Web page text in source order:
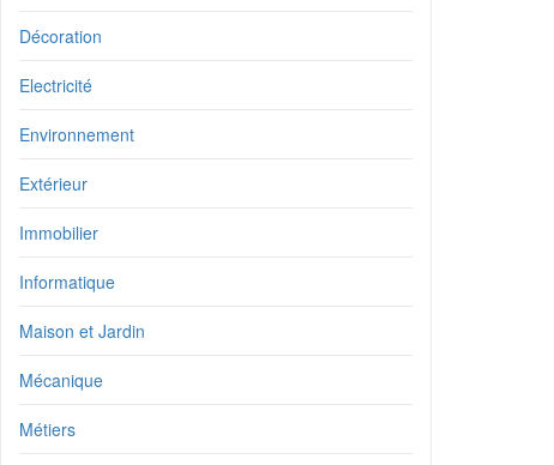
Décoration
Electricité
Environnement
Extérieur
Immobilier
Informatique
Maison et Jardin
Mécanique
Métiers